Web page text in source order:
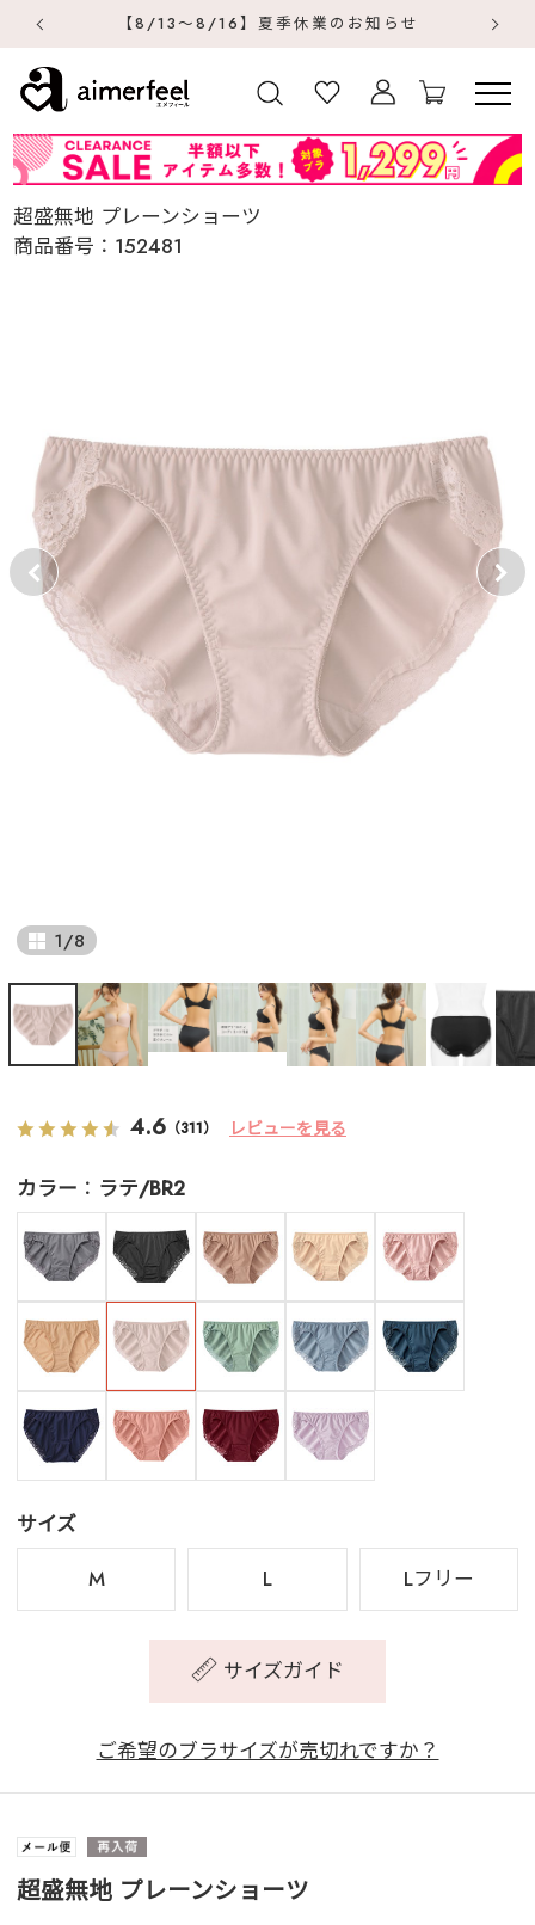
【8/13～8/16】夏季休業のお知らせ
超盛無地 プレーンショーツ
商品番号： 152481
1/8
4.6 （311） レビューを見る
カラー ラテ/BR2
サイズ
M
L Lフリー
サイズガイド
ご希望のブラサイズが売切れですか？
超盛無地 プレーンショーツ